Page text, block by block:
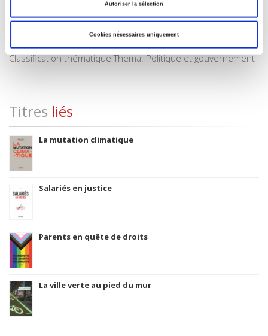
Autoriser la sélection
Cookies nécessaires uniquement
Date de première publication du titre
Code Identifiant de classement sujet
Classification thématique Thema: Politique et gouvernement
Titres liés
La mutation climatique
Salariés en justice
Parents en quête de droits
La ville verte au pied du mur